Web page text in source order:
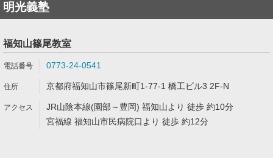
明光義塾
福知山篠尾教室
0773-24-0541
京都府福知山市篠尾新町1-77-1 橋工ビル3 2F-N
JR山陰本線(園部～豊岡) 福知山より 徒歩 約10分
宮福線 福知山市民病院口より 徒歩 約12分